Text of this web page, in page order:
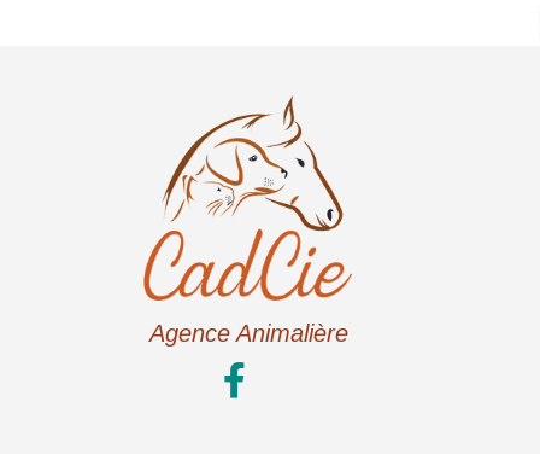
Agence Animalière